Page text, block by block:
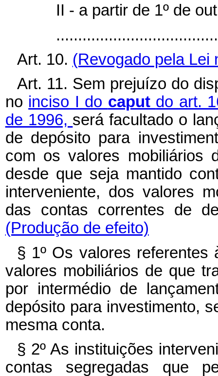
II - a partir de 1º de
Art. 10. (Revogado pela Lei
Art. 11. Sem prejuízo do
no inciso I do caput do art.
de 1996, será facultado o
de depósito para
com os valores mobiliários
desde que seja mantido
interveniente, dos valores
das contas correntes de
(Produção de efeito)
§ 1º Os valores
valores mobiliários de que
por intermédio de
depósito para investimento,
mesma conta.
§ 2º As instituições
contas segregadas que